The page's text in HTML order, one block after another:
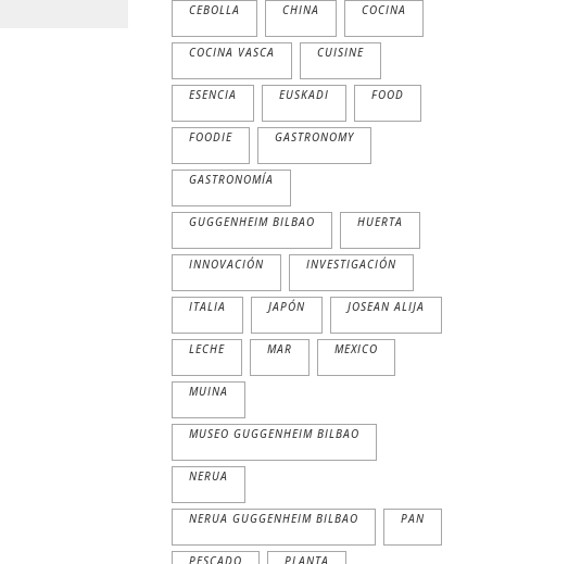
CEBOLLA CHINA COCINA
COCINA VASCA CUISINE
ESENCIA EUSKADI FOOD
FOODIE GASTRONOMY
GASTRONOMÍA
GUGGENHEIM BILBAO HUERTA
INNOVACIÓN INVESTIGACIÓN
ITALIA JAPÓN JOSEAN ALIJA
LECHE MAR MEXICO
MUINA
MUSEO GUGGENHEIM BILBAO
NERUA
NERUA GUGGENHEIM BILBAO PAN
PESCADO PLANTA